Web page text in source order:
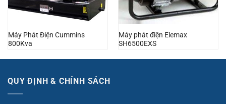
Máy Phát Điện Cummins
800Kva
Máy phát điện Elemax
SH6500EXS
QUY ĐỊNH & CHÍNH SÁCH